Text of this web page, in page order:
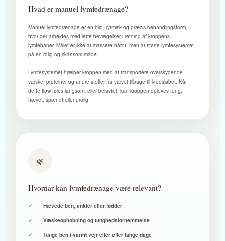
Hvad er manuel lymfedrænage?
Manuel lymfedrænage er en blid, rytmisk og præcis behandlingsform,
hvor der arbejdes med lette bevægelser i retning af kroppens
lymfebaner. Målet er ikke at massere hårdt, men at støtte lymfesystemet
på en rolig og skånsom måde.
Lymfesystemet hjælper kroppen med at transportere overskydende
væske, proteiner og andre stoffer fra vævet tilbage til kredsløbet. Når
dette flow føles langsomt eller belastet, kan kroppen opleves tung,
hævet, spændt eller urolig.
🌿
Hvornår kan lymfedrænage være relevant?
Hævede ben, ankler eller fødder
Væskeophobning og tunghedsfornemmelse
Tunge ben i varmt vejr eller efter lange dage